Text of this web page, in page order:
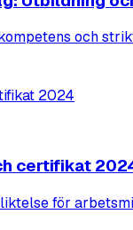
och
certifikat
för